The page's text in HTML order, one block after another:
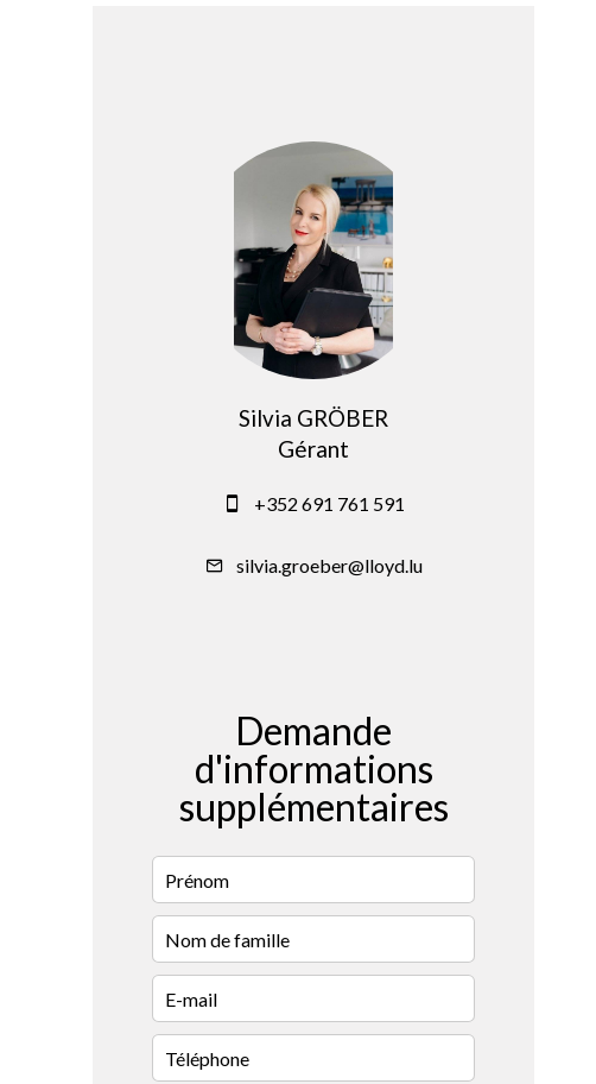
Silvia GRÖBER
Gérant
+352 691 761 591
silvia.groeber@lloyd.lu
Demande
d'informations
supplémentaires